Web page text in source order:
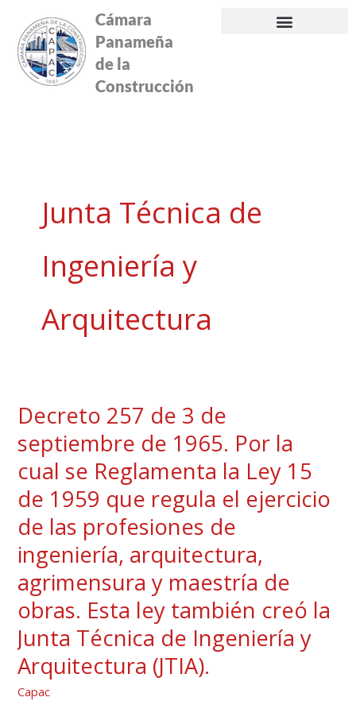
contenido
Cámara
Panameña
de la
Construcción
Junta Técnica de
Ingeniería y
Arquitectura
Decreto 257 de 3 de
septiembre de 1965. Por la
cual se Reglamenta la Ley 15
de 1959 que regula el ejercicio
de las profesiones de
ingeniería, arquitectura,
agrimensura y maestría de
obras. Esta ley también creó la
Junta Técnica de Ingeniería y
Arquitectura (JTIA).
Capac
Decreto
de
3
de
septiembre
de
1965.
Por
la
se
Reglamenta
la